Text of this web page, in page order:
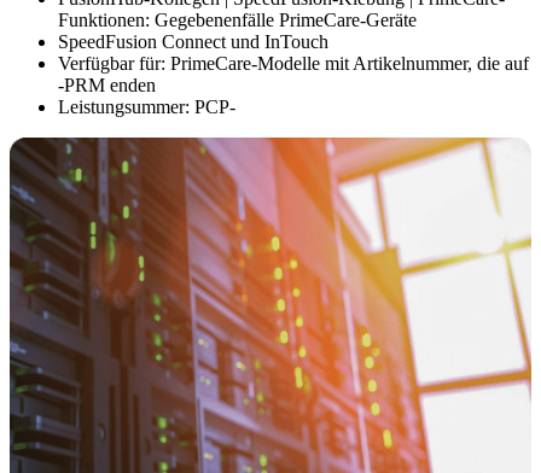
Funktionen: Gegebenenfälle PrimeCare-Geräte
SpeedFusion Connect und InTouch
Verfügbar für: PrimeCare-Modelle mit Artikelnummer, die auf
-PRM enden
Leistungsummer: PCP-